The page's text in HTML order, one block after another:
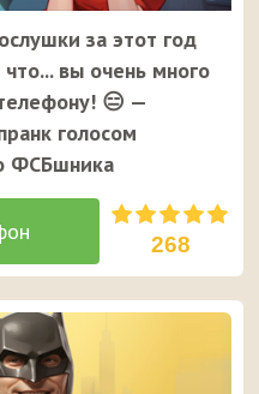
за этот год
вы очень много
😑 —
голосом
ФСБшника
268